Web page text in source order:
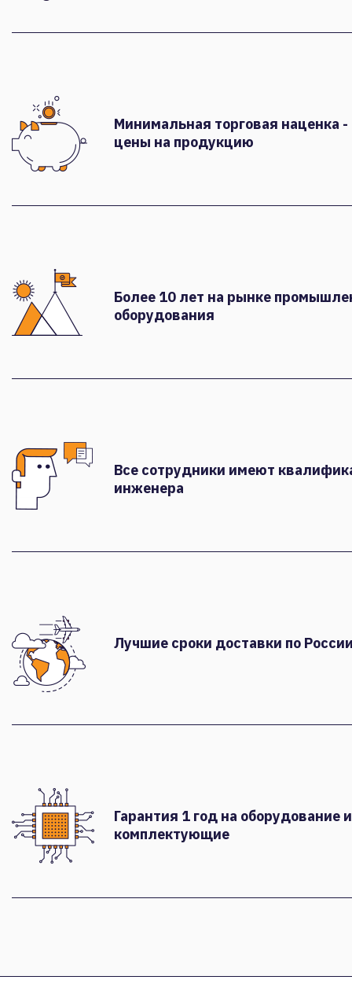
Минимальная торговая наценка
цены на продукцию
Более 10 лет на рынке
оборудования
Все сотрудники имеют
инженера
Лучшие сроки доставки по
Гарантия 1 год на оборудование и
комплектующие